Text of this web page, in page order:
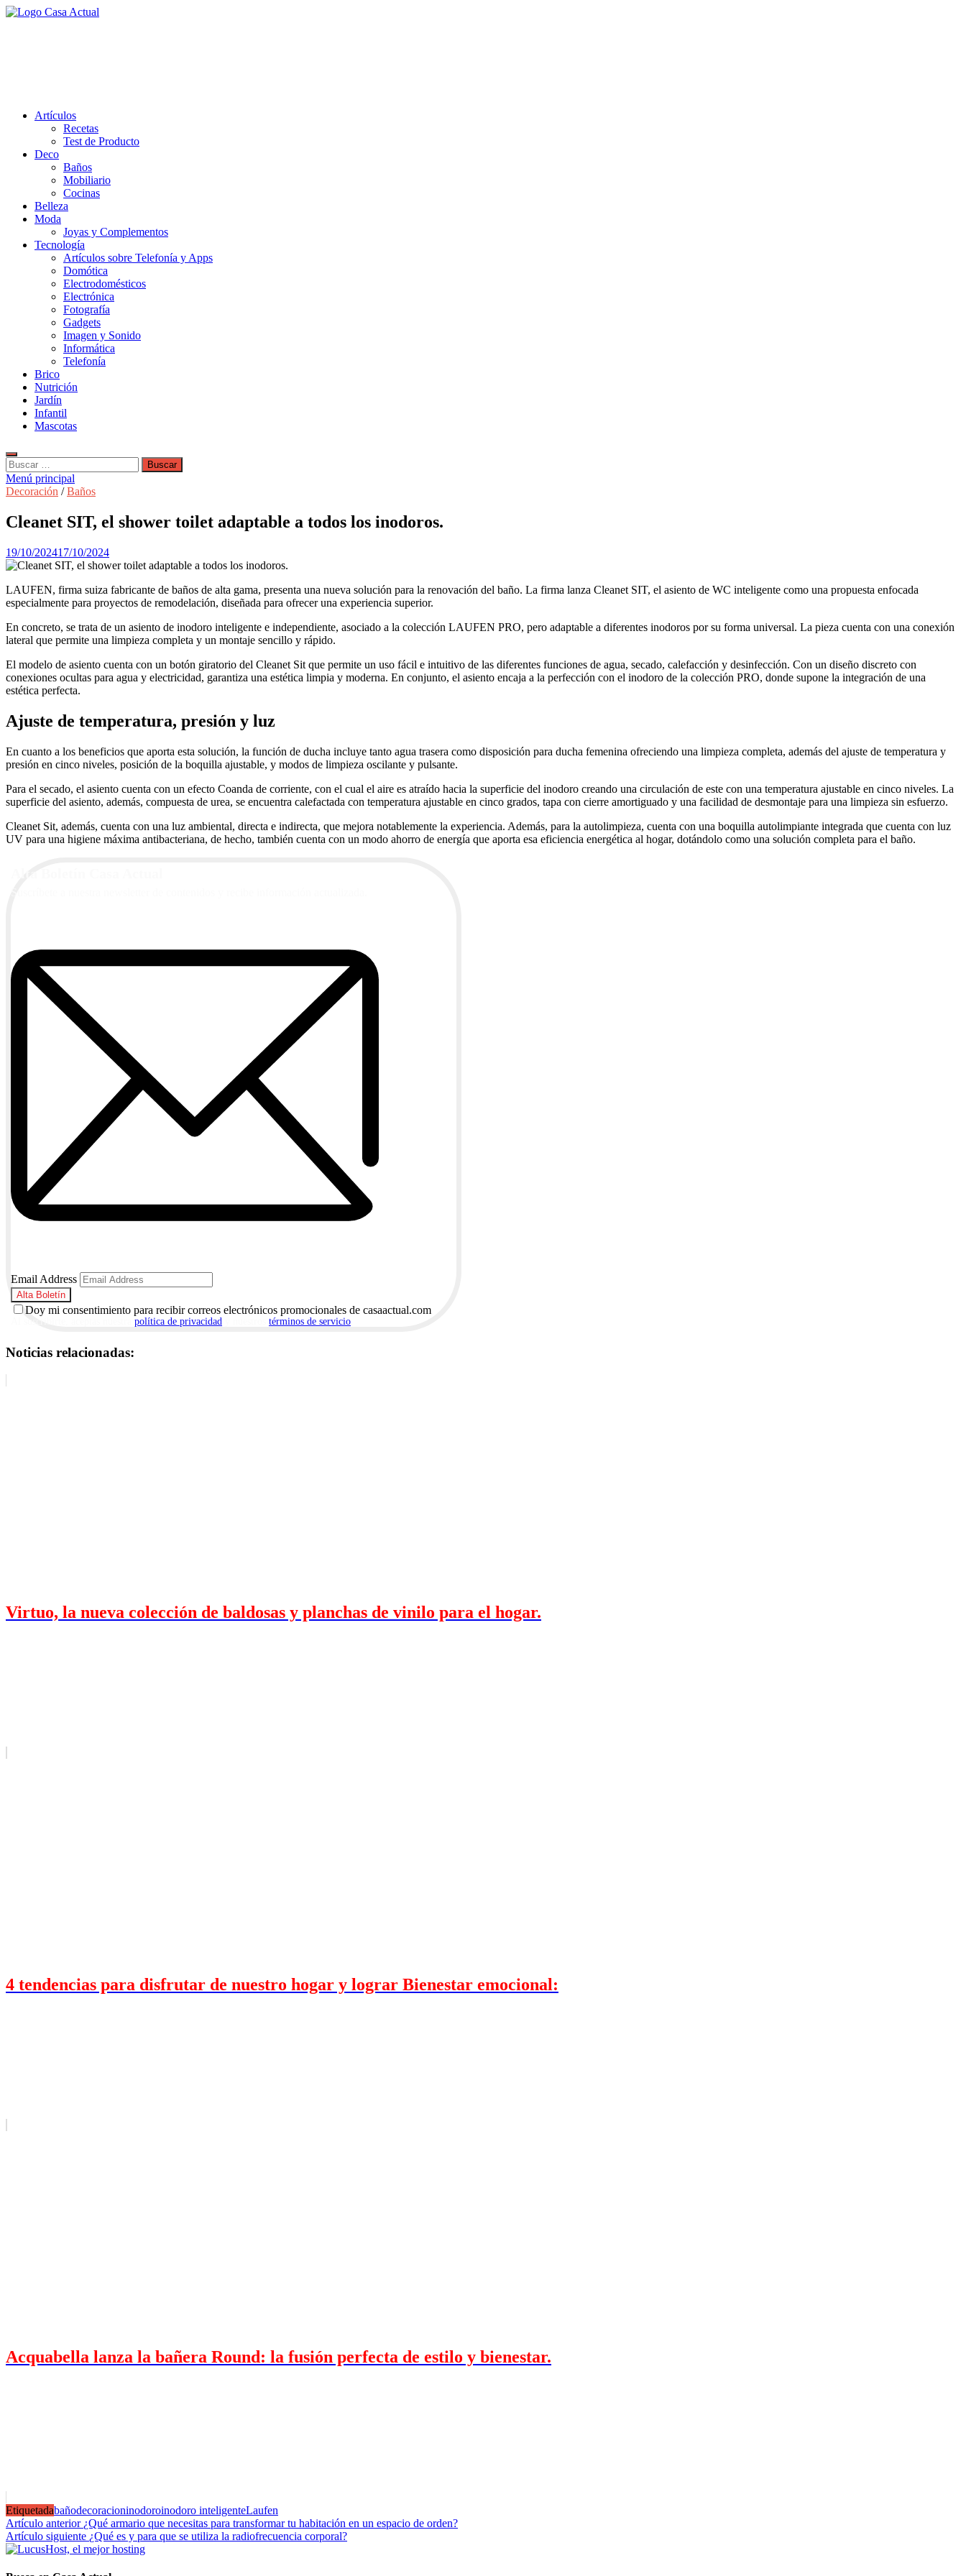
Saltar
Artículos
Recetas
Test de Producto
Deco
Baños
Mobiliario
Cocinas
Belleza
Moda
Joyas y Complementos
Tecnología
Artículos sobre Telefonía y Apps
Domótica
Electrodomésticos
Electrónica
Fotografía
Gadgets
Imagen y Sonido
Informática
Telefonía
Brico
Nutrición
Jardín
Infantil
Mascotas
Buscar:
Menú principal
Decoración /Baños
Cleanet SIT, el shower toilet adaptable a todos los inodoros.
19/10/202417/10/2024
LAUFEN, firma suiza fabricante de baños de alta gama, presenta una nueva solución para la renovación del baño. La firma lanza Cleanet SIT, el asiento de WC inteligente como una propuesta enfocada
especialmente para proyectos de remodelación, diseñada para ofrecer una experiencia superior.
En concreto, se trata de un asiento de inodoro inteligente e independiente, asociado a la colección LAUFEN PRO, pero adaptable a diferentes inodoros por su forma universal. La pieza cuenta con una conexión
lateral que permite una limpieza completa y un montaje sencillo y rápido.
El modelo de asiento cuenta con un botón giratorio del Cleanet Sit que permite un uso fácil e intuitivo de las diferentes funciones de agua, secado, calefacción y desinfección. Con un diseño discreto con
conexiones ocultas para agua y electricidad, garantiza una estética limpia y moderna. En conjunto, el asiento encaja a la perfección con el inodoro de la colección PRO, donde supone la integración de una
estética perfecta.
Ajuste de temperatura, presión y luz
En cuanto a los beneficios que aporta esta solución, la función de ducha incluye tanto agua trasera como disposición para ducha femenina ofreciendo una limpieza completa, además del ajuste de temperatura y
presión en cinco niveles, posición de la boquilla ajustable, y modos de limpieza oscilante y pulsante.
Para el secado, el asiento cuenta con un efecto Coanda de corriente, con el cual el aire es atraído hacia la superficie del inodoro creando una circulación de este con una temperatura ajustable en cinco niveles. La
superficie del asiento, además, compuesta de urea, se encuentra calefactada con temperatura ajustable en cinco grados, tapa con cierre amortiguado y una facilidad de desmontaje para una limpieza sin esfuerzo.
Cleanet Sit, además, cuenta con una luz ambiental, directa e indirecta, que mejora notablemente la experiencia. Además, para la autolimpieza, cuenta con una boquilla autolimpiante integrada que cuenta con luz
UV para una higiene máxima antibacteriana, de hecho, también cuenta con un modo ahorro de energía que aporta esa eficiencia energética al hogar, dotándolo como una solución completa para el baño.
Email Address
Doy mi consentimiento para recibir correos electrónicos promocionales de casaactual.com
política de privacidad términos de servicio
Noticias relacionadas:
Virtuo, la nueva colección de baldosas y planchas de vinilo para el hogar.
4 tendencias para disfrutar de nuestro hogar y lograr Bienestar emocional:
Acquabella lanza la bañera Round: la fusión perfecta de estilo y bienestar.
Etiquetadabañodecoracioninodoroinodoro inteligenteLaufen
Navegación
de
Artículo anterior ¿Qué armario que necesitas para transformar tu habitación en un espacio de orden?
Artículo siguiente ¿Qué es y para que se utiliza la radiofrecuencia corporal?